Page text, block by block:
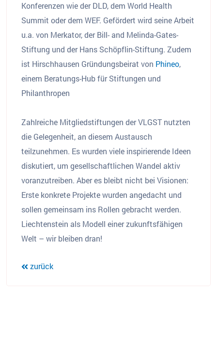
Konferenzen wie der DLD, dem World Health
Summit oder dem WEF. Gefördert wird seine Arbeit
u.a. von Merkator, der Bill- and Melinda-Gates-
Stiftung und der Hans Schöpflin-Stiftung. Zudem
ist Hirschhausen Gründungsbeirat von Phineo,
einem Beratungs-Hub für Stiftungen und
Philanthropen
Zahlreiche Mitgliedstiftungen der VLGST nutzten
die Gelegenheit, an diesem Austausch
teilzunehmen. Es wurden viele inspirierende Ideen
diskutiert, um gesellschaftlichen Wandel aktiv
voranzutreiben. Aber es bleibt nicht bei Visionen:
Erste konkrete Projekte wurden angedacht und
sollen gemeinsam ins Rollen gebracht werden.
Liechtenstein als Modell einer zukunftsfähigen
Welt – wir bleiben dran!
zurück